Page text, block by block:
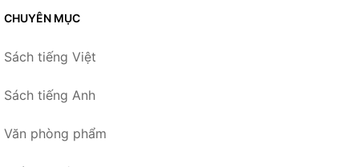
CHUYÊN MỤC
Sách tiếng Việt
Sách tiếng Anh
Văn phòng phẩm